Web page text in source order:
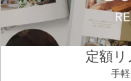
定額リ
手